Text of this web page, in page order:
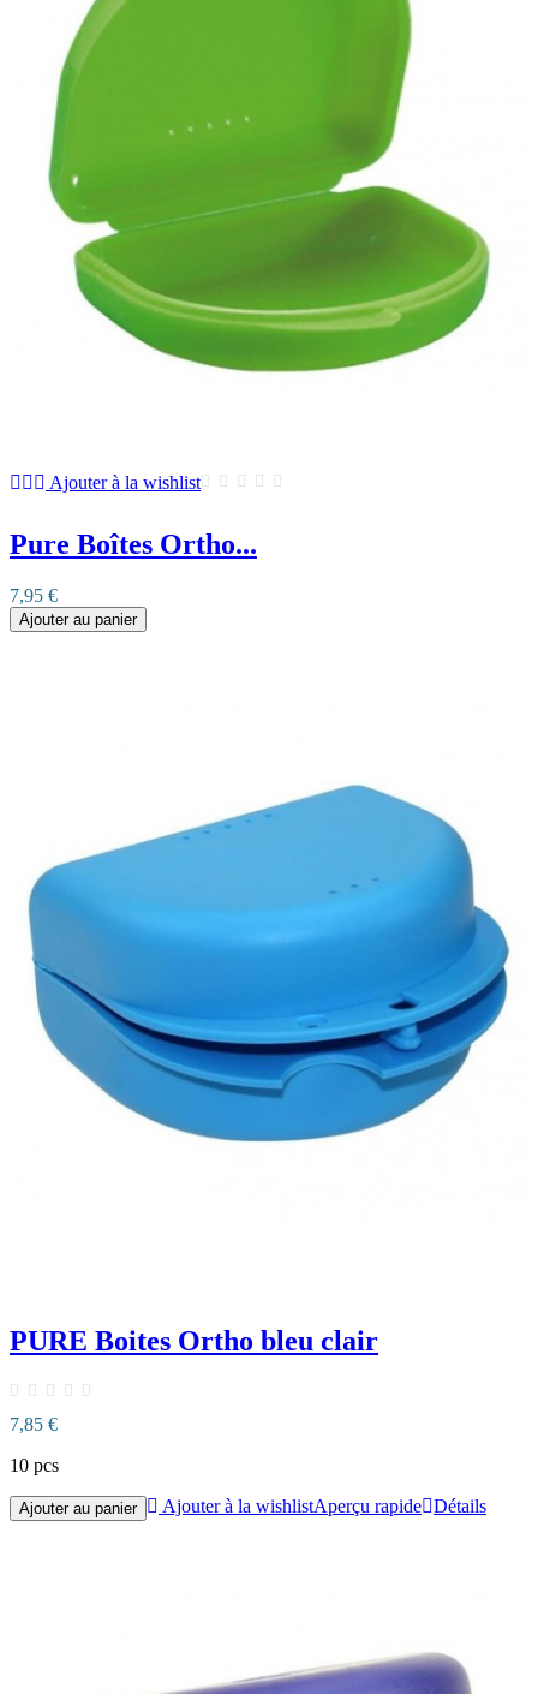
Ajouter à la wishlist
Pure Boîtes Ortho...
7,95 €
Ajouter au panier
PURE Boites Ortho bleu clair
7,85 €
10 pcs
Ajouter au panier Ajouter à la wishlistAperçu rapide Détails